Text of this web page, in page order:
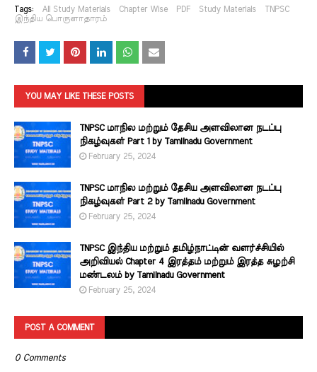
Tags: All Study Materials Chapter Wise PDF Study Materials
TNPSC
இந்திய பொருளாதாரம்
YOU MAY LIKE THESE POSTS
TNPSC மாநில மற்றும் தேசிய அளவிலான நடப்பு
நிகழ்வுகள் Part 1 by Tamilnadu Government
February 25, 2024
TNPSC மாநில மற்றும் தேசிய அளவிலான நடப்பு
நிகழ்வுகள் Part 2 by Tamilnadu Government
February 25, 2024
TNPSC இந்திய மற்றும் தமிழ்நாட்டின் வளர்ச்சியில்
அறிவியல் Chapter 4 இரத்தம் மற்றும் இரத்த சுழற்சி
மண்டலம் by Tamilnadu Government
February 25, 2024
POST A COMMENT
0 Comments